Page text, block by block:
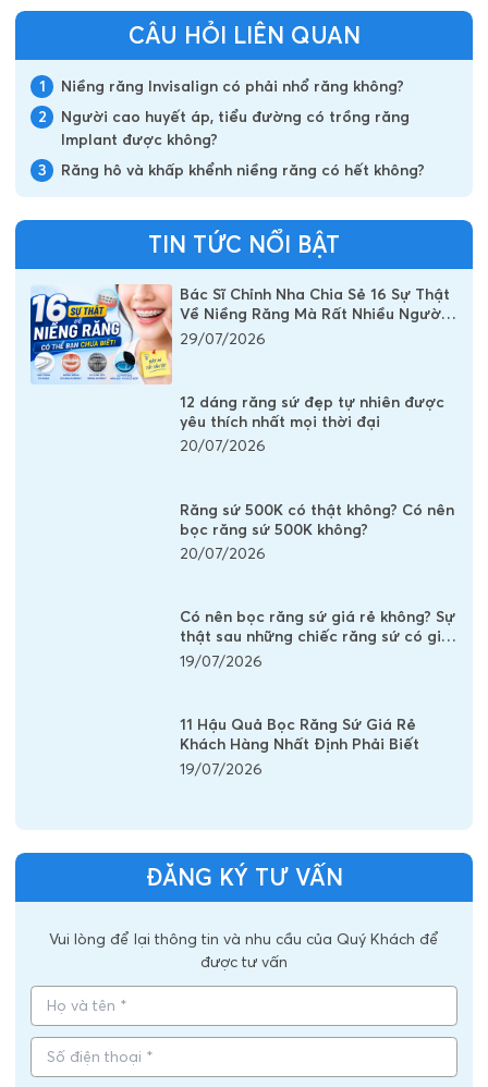
CÂU HỎI LIÊN QUAN
1
Niềng răng Invisalign có phải nhổ răng không?
2
Người cao huyết áp, tiểu đường có trồng răng
Implant được không?
3
Răng hô và khấp khểnh niềng răng có hết không?
TIN TỨC NỔI BẬT
Bác Sĩ Chỉnh Nha Chia Sẻ 16 Sự Thật
Về Niềng Răng Mà Rất Nhiều Người
Vẫn Đang Hiểu Sai
29/07/2026
12 dáng răng sứ đẹp tự nhiên được
yêu thích nhất mọi thời đại
20/07/2026
Răng sứ 500K có thật không? Có nên
bọc răng sứ 500K không?
20/07/2026
Có nên bọc răng sứ giá rẻ không? Sự
thật sau những chiếc răng sứ có giá
vài trăm nghìn
19/07/2026
11 Hậu Quả Bọc Răng Sứ Giá Rẻ
Khách Hàng Nhất Định Phải Biết
19/07/2026
ĐĂNG KÝ TƯ VẤN
Vui lòng để lại thông tin và nhu cầu của Quý Khách để
được tư vấn